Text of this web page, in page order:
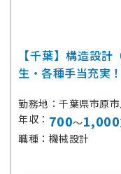
【千葉】構造設
生・各種手当充実
勤務地
千葉県市原
年収
700～1,000
職種
機械設計